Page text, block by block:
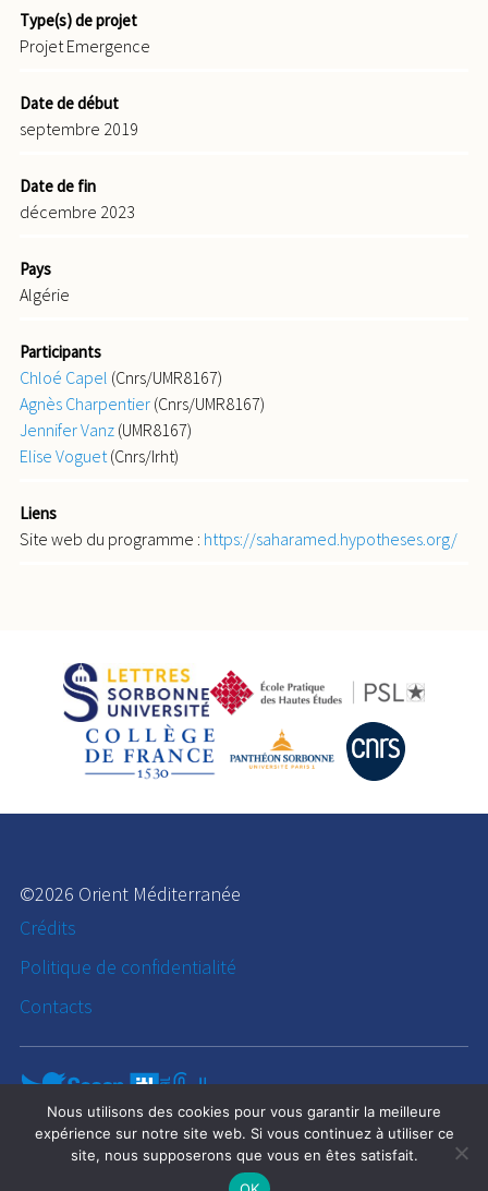
Type(s) de projet
Projet Emergence
Date de début
septembre 2019
Date de fin
décembre 2023
Pays
Algérie
Participants
Chloé Capel (Cnrs/UMR8167)
Agnès Charpentier (Cnrs/UMR8167)
Jennifer Vanz (UMR8167)
Elise Voguet (Cnrs/Irht)
Liens
Site web du programme : https://saharamed.hypotheses.org/
©2026 Orient Méditerranée
Crédits
Politique de confidentialité
Contacts
Nous utilisons des cookies pour vous garantir la meilleure
expérience sur notre site web. Si vous continuez à utiliser ce
site, nous supposerons que vous en êtes satisfait.